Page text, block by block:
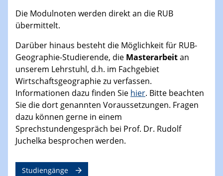
Die Modulnoten werden direkt an die RUB
übermittelt.
Darüber hinaus besteht die Möglichkeit für RUB-
Geographie-Studierende, die Masterarbeitan
unserem Lehrstuhl, d.h. im Fachgebiet
Wirtschaftsgeographie zu verfassen.
Informationen dazu finden Sie hier. Bitte beachten
Sie die dort genannten Voraussetzungen. Fragen
dazu können gerne in einem
Sprechstundengespräch bei Prof. Dr. Rudolf
Juchelka besprochen werden.
Studiengänge